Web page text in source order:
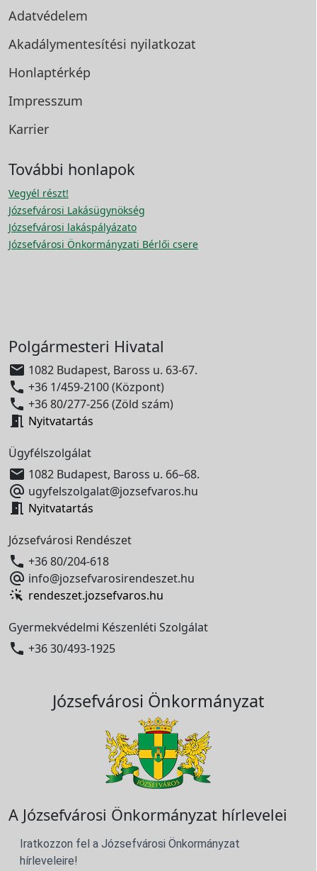
Adatvédelem
Akadálymentesítési nyilatkozat
Honlaptérkép
Impresszum
Karrier
További honlapok
Vegyél részt!
Józsefvárosi Lakásügynökség
Józsefvárosi lakáspályázato
Józsefvárosi Önkormányzati Bérlői csere
Polgármesteri Hivatal
 1082 Budapest, Baross u. 63-67.
 +36 1/459-2100 (Központ)
 +36 80/277-256 (Zöld szám)
 Nyitvatartás
Ügyfélszolgálat
 1082 Budapest, Baross u. 66–68.
 ugyfelszolgalat@jozsefvaros.hu
 Nyitvatartás
Józsefvárosi Rendészet
 +36 80/204-618
 info@jozsefvarosirendeszet.hu
rendeszet.jozsefvaros.hu
Gyermekvédelmi Készenléti Szolgálat
 +36 30/493-1925
Józsefvárosi Önkormányzat
A Józsefvárosi Önkormányzat hírlevelei
Iratkozzon fel a Józsefvárosi Önkormányzat
hírleveleire!